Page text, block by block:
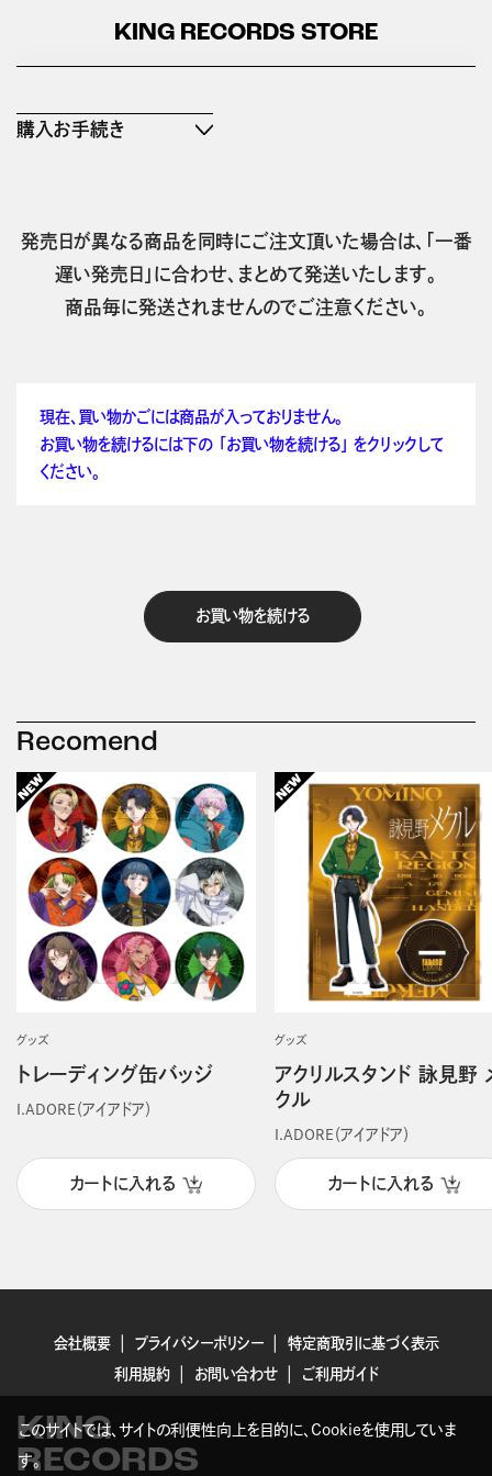
KING RECORDS STORE
購入お手続き
発売日が異なる商品を同時にご注文頂いた場合は、「一番
遅い発売日」に合わせ、まとめて発送いたします。
商品毎に発送されませんのでご注意ください。
現在、買い物かごには商品が入っておりません。
お買い物を続けるには下の 「お買い物を続ける」 をクリックして
ください。
お買い物を続ける
Recomend
グッズ
トレーディング缶バッジ
I.ADORE（アイアドア）
カートに入れる
グッズ
アクリルスタンド 詠見野
クル
I.ADORE（アイアドア）
カートに入れる
会社概要 プライバシーポリシー
特定商取引に基づく表示
利用規約
お問い合わせ ご利用ガイド
KING
RECORDS
このサイトでは、サイトの利便性向上を目的に、Cookieを使用していま
す。